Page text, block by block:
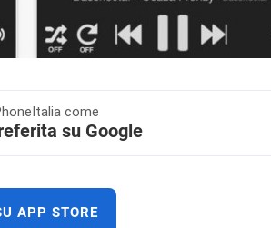
come
su Google
APP STORE